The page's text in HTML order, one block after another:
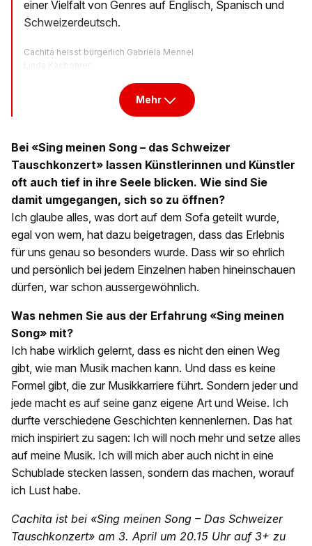
einer Vielfalt von Genres auf Englisch, Spanisch und
Schweizerdeutsch.
Cachita heisst bürgerlich Gabriela Mennel
Linda Käsbohrer
Mehr
Bei «Sing meinen Song – das Schweizer
Tauschkonzert» lassen Künstlerinnen und Künstler
oft auch tief in ihre Seele blicken. Wie sind Sie
damit umgegangen, sich so zu öffnen?
Ich glaube alles, was dort auf dem Sofa geteilt wurde,
egal von wem, hat dazu beigetragen, dass das Erlebnis
für uns genau so besonders wurde. Dass wir so ehrlich
und persönlich bei jedem Einzelnen haben hineinschauen
dürfen, war schon aussergewöhnlich.
Was nehmen Sie aus der Erfahrung «Sing meinen
Song» mit?
Ich habe wirklich gelernt, dass es nicht den einen Weg
gibt, wie man Musik machen kann. Und dass es keine
Formel gibt, die zur Musikkarriere führt. Sondern jeder und
jede macht es auf seine ganz eigene Art und Weise. Ich
durfte verschiedene Geschichten kennenlernen. Das hat
mich inspiriert zu sagen: Ich will noch mehr und setze alles
auf meine Musik. Ich will mich aber auch nicht in eine
Schublade stecken lassen, sondern das machen, worauf
ich Lust habe.
Cachita ist bei «Sing meinen Song – Das Schweizer
Tauschkonzert» am 3. April um 20.15 Uhr auf 3+ zu